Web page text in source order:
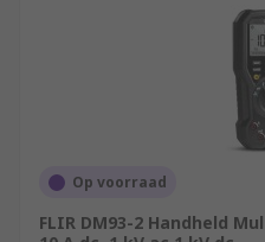
Op voorraad
FLIR DM93-2 Handheld